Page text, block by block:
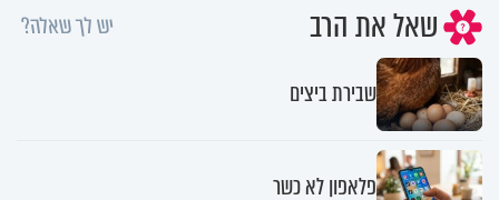
שאל את הרב יש לך שאלה?
שבירת ביצים
פלאפון לא כשר